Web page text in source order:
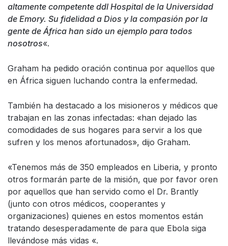
altamente competente ddl Hospital de la Universidad
de Emory. Su fidelidad a Dios y la compasión por la
gente de África han sido un ejemplo para todos
nosotros«.
Graham ha pedido oración continua por aquellos que
en África siguen luchando contra la enfermedad.
También ha destacado a los misioneros y médicos que
trabajan en las zonas infectadas: «han dejado las
comodidades de sus hogares para servir a los que
sufren y los menos afortunados», dijo Graham.
«Tenemos más de 350 empleados en Liberia, y pronto
otros formarán parte de la misión, que por favor oren
por aquellos que han servido como el Dr. Brantly
(junto con otros médicos, cooperantes y
organizaciones) quienes en estos momentos están
tratando desesperadamente de para que Ebola siga
llevándose más vidas «.